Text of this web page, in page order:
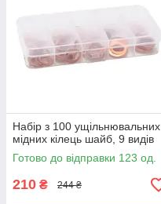
Набір з 100 ущільнювальних
мідних кілець шайб, 9 видів
Готово до відправки 123 од.
210 ₴ 244 ₴